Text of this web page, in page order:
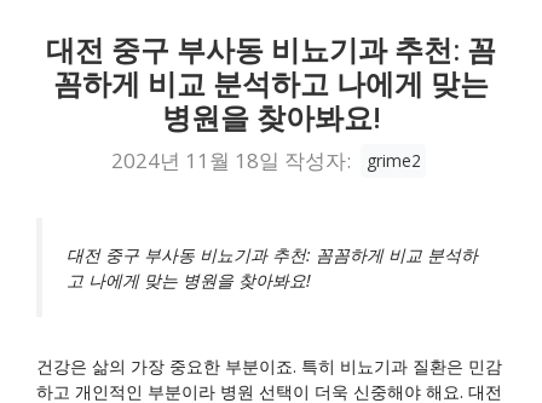
대전 중구 부사동 비뇨기과 추천: 꼼
꼼하게 비교 분석하고 나에게 맞는
병원을 찾아봐요!
2024년 11월 18일 작성자: grime2
대전 중구 부사동 비뇨기과 추천: 꼼꼼하게 비교 분석하
고 나에게 맞는 병원을 찾아봐요!
건강은 삶의 가장 중요한 부분이죠. 특히 비뇨기과 질환은 민감
하고 개인적인 부분이라 병원 선택이 더욱 신중해야 해요. 대전